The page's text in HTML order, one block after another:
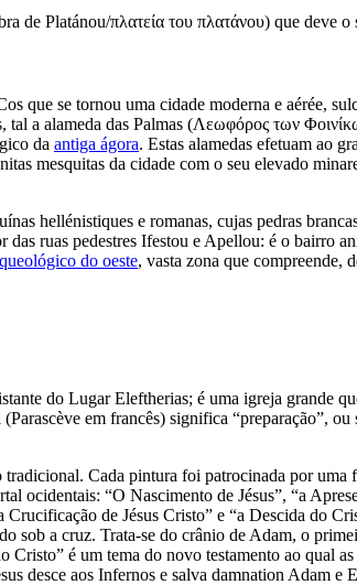
de Platánou/πλατεία του πλατάνου) que deve o
que se tornou uma cidade moderna e aérée,
tal a alameda das Palmas (Λεωφόρος των
da antiga ágora. Estas alamedas efetuam ao
mesquitas da cidade com o seu elevado
hellénistiques e romanas, cujas pedras
ruas pedestres Ifestou e Apellou: é o bairro
do oeste, vasta zona que compreende,
do Lugar Eleftherias; é uma igreja grande
(Parascève em francês) significa “preparação”, ou
Cada pintura foi patrocinada por uma
ocidentais: “O Nascimento de Jésus”, “a
Crucificação de Jésus Cristo” e “a Descida do
sob a cruz. Trata-se do crânio de Adam, o
Cristo” é um tema do novo testamento ao qual
desce aos Infernos e salva damnation Adam e